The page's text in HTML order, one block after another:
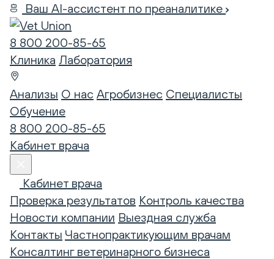
Ваш AI-ассистент по преаналитике
8 800 200-85-65
Клиника Лаборатория
Анализы О нас Агробизнес Специалисты
Обучение
8 800 200-85-65
Кабинет врача
Кабинет врача
Проверка результатов Контроль качества
Новости компании Выездная служба
Контакты Частнопрактикующим врачам
Консалтинг ветеринарного бизнеса